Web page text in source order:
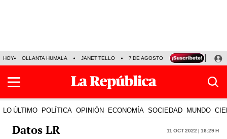
HOY OLLANTA HUMALA JANET TELLO 7 DE AGOSTO TINKA RESULTADOS
LO ÚLTIMO POLÍTICA OPINIÓN ECONOMÍA SOCIEDAD MUNDO
Datos LR 11 Oct 2022 | 16:29 h